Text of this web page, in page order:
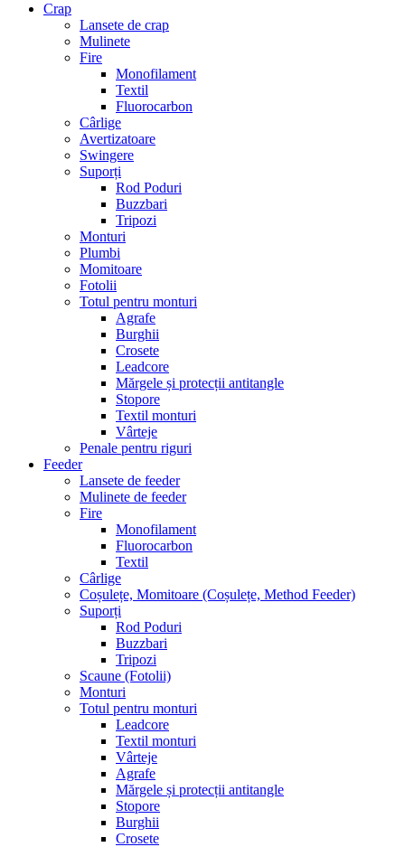
Crap
Lansete de crap
Mulinete
Fire
Monofilament
Textil
Fluorocarbon
Cârlige
Avertizatoare
Swingere
Suporți
Rod Poduri
Buzzbari
Tripozi
Monturi
Plumbi
Momitoare
Fotolii
Totul pentru monturi
Agrafe
Burghii
Crosete
Leadcore
Mărgele și protecții antitangle
Stopore
Textil monturi
Vârteje
Penale pentru riguri
Feeder
Lansete de feeder
Mulinete de feeder
Fire
Monofilament
Fluorocarbon
Textil
Cârlige
Coșulețe, Momitoare (Coșulețe, Method Feeder)
Suporți
Rod Poduri
Buzzbari
Tripozi
Scaune (Fotolii)
Monturi
Totul pentru monturi
Leadcore
Textil monturi
Vârteje
Agrafe
Mărgele și protecții antitangle
Stopore
Burghii
Crosete